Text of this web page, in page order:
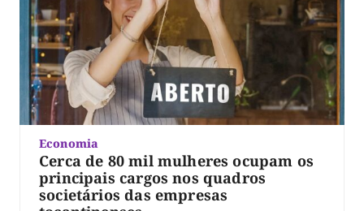
Economia
Cerca de 80 mil mulheres ocupam os
principais cargos nos quadros
societários das empresas